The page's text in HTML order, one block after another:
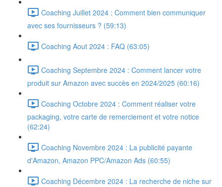
Coaching Juillet 2024 : Comment bien communiquer
avec ses fournisseurs ? (59:13)
Coaching Aout 2024 : FAQ (63:05)
Coaching Septembre 2024 : Comment lancer votre
produit sur Amazon avec succès en 2024/2025 (60:16)
Coaching Octobre 2024 : Comment réaliser votre
packaging, votre carte de remerciement et votre notice
(62:24)
Coaching Novembre 2024 : La publicité payante
d'Amazon, Amazon PPC/Amazon Ads (60:55)
Coaching Décembre 2024 : La recherche de niche sur